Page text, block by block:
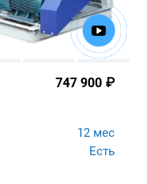
747 900 ₽
12 мес
Есть